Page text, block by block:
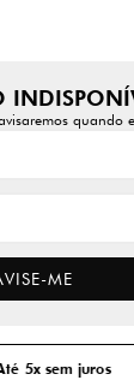
quando
ME
5x sem juros